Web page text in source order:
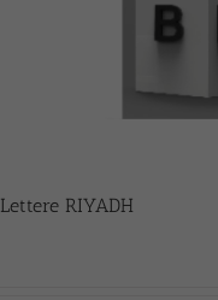
Lettere RIYADH